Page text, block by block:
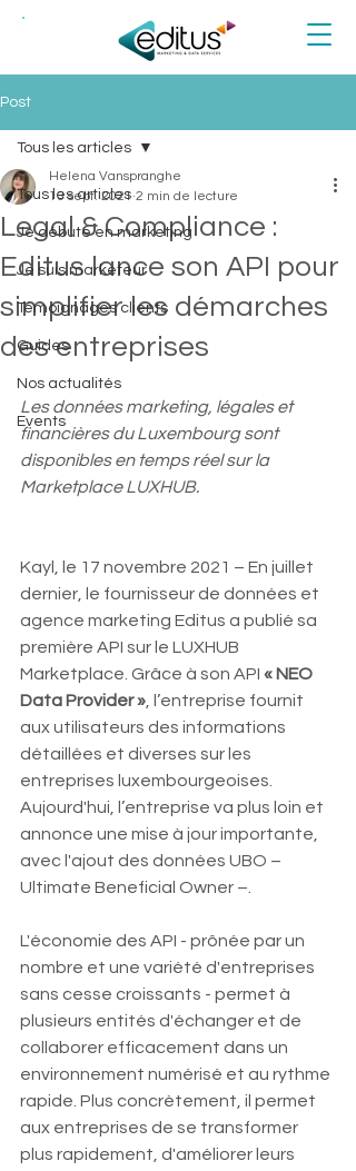
Post
Tous les articles
Je débute en marketing
Je suis marketeur
Témoignages clients
Guides
Nos actualités
Events
Tous les articles
Legal & Compliance :
Editus lance son API pour
simplifier les démarches
des entreprises
Helena Vanspranghe
13 sept. 2021 2 min de lecture
Les données marketing, légales et
financières du Luxembourg sont
disponibles en temps réel sur la
Marketplace LUXHUB.
Kayl, le 17 novembre 2021 – En juillet
dernier, le fournisseur de données et
agence marketing Editus a publié sa
première API sur le LUXHUB
Marketplace. Grâce à son API « NEO
Data Provider » , l’entreprise fournit
aux utilisateurs des informations
détaillées et diverses sur les
entreprises luxembourgeoises.
Aujourd'hui, l’entreprise va plus loin et
annonce une mise à jour importante,
avec l'ajout des données UBO –
Ultimate Beneficial Owner –.
L'économie des API - prônée par un
nombre et une variété d'entreprises
sans cesse croissants - permet à
plusieurs entités d'échanger et de
collaborer efficacement dans un
environnement numérisé et au rythme
rapide. Plus concrètement, il permet
aux entreprises de se transformer
plus rapidement, d'améliorer leurs